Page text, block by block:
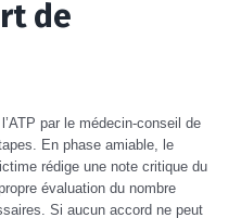
de
par le médecin-conseil de
En phase amiable, le
rédige une note critique du
évaluation du nombre
Si aucun accord ne peut